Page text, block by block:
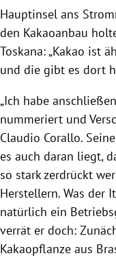
Hauptinsel ans
den Kakaoanbau
Toskana: „Kakao ist
und die gibt es dort
„Ich habe
nummeriert und
Claudio Corallo.
es auch daran liegt,
so stark zerdrückt
Herstellern. Was der
natürlich ein
verrät er doch:
Kakaopflanze aus